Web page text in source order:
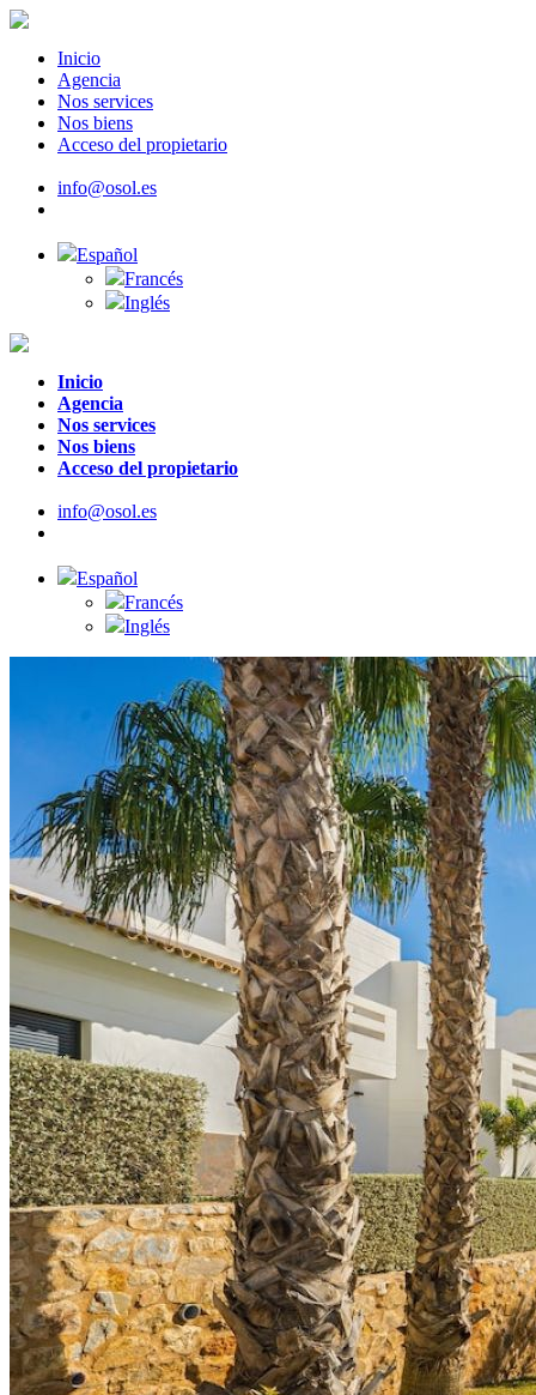
Inicio
Agencia
Nos services
Nos biens
Acceso del propietario
info@osol.es
Español
Francés
Inglés
Inicio
Agencia
Nos services
Nos biens
Acceso del propietario
info@osol.es
Español
Francés
Inglés